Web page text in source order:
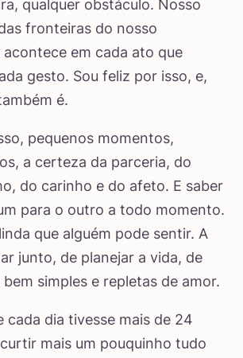
qualquer obstáculo. Nosso
fronteiras do nosso
em cada ato que
gesto. Sou feliz por isso, e,
é.
pequenos momentos,
a certeza da parceria, do
do carinho e do afeto. E saber
para o outro a todo momento.
que alguém pode sentir. A
junto, de planejar a vida, de
simples e repletas de amor.
cada dia tivesse mais de 24
mais um pouquinho tudo